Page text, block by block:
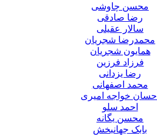
محسن چاوشی
رضا صادقی
سالار عقیلی
محمدرضا شجریان
همایون شجریان
فرزاد فرزین
رضا یزدانی
محمد اصفهانی
احسان خواجه امیری
احمد سلو
محسن یگانه
بابک جهانبخش